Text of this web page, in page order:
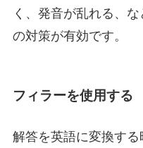
く、発音が乱れる、
の対策が有効です。
フィラーを使用する
解答を英語に変換す